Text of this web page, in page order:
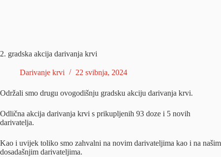
2. gradska akcija darivanja krvi
Darivanje krvi 22 svibnja, 2024
Održali smo drugu ovogodišnju gradsku akciju darivanja krvi.
Odlična akcija darivanja krvi s prikupljenih 93 doze i 5 novih
darivatelja.
Kao i uvijek toliko smo zahvalni na novim darivateljima kao i na našim
dosadašnjim darivateljima.